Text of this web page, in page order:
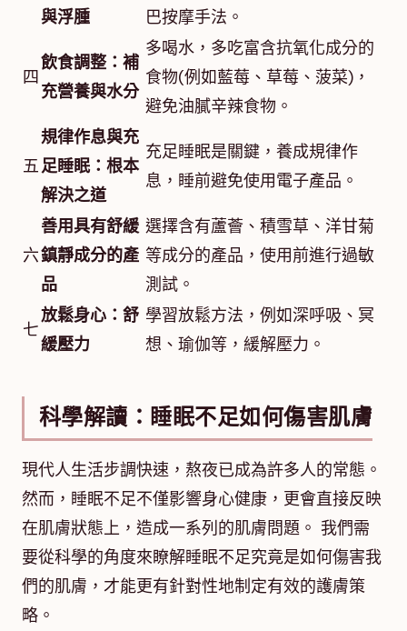
與浮腫
巴按摩手法。
四
飲食調整：補
充營養與水分
多喝水，多吃富含抗氧化成分的
食物(例如藍莓、草莓、菠菜)，
避免油膩辛辣食物。
五
規律作息與充
足睡眠：根本
解決之道
充足睡眠是關鍵，養成規律作
息，睡前避免使用電子產品。
六
善用具有舒緩
鎮靜成分的產
品
選擇含有蘆薈、積雪草、洋甘菊
等成分的產品，使用前進行過敏
測試。
七
放鬆身心：舒
緩壓力
學習放鬆方法，例如深呼吸、冥
想、瑜伽等，緩解壓力。
科學解讀：睡眠不足如何傷害肌膚
現代人生活步調快速，熬夜已成為許多人的常態。
然而，睡眠不足不僅影響身心健康，更會直接反映
在肌膚狀態上，造成一系列的肌膚問題。 我們需
要從科學的角度來瞭解睡眠不足究竟是如何傷害我
們的肌膚，才能更有針對性地制定有效的護膚策
略。